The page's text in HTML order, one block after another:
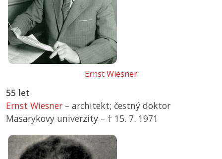
Ernst Wiesner
55 let
Ernst Wiesner – architekt; čestný doktor
Masarykovy univerzity – † 15. 7. 1971